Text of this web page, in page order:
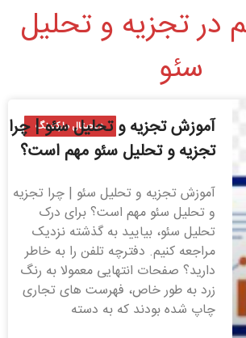
در تجزیه و تحلیل
سئو
دیجیتال مارکتینگ
آموزش تجزیه و تحلیل سئو | چرا
تجزیه و تحلیل سئو مهم است؟
آموزش تجزیه و تحلیل سئو | چرا تجزیه
و تحلیل سئو مهم است؟ برای درک
تحلیل سئو، بیایید به گذشته نزدیک
مراجعه کنیم. دفترچه تلفن را به خاطر
دارید؟ صفحات انتهایی معمولا به رنگ
زرد به طور خاص، فهرست های تجاری
چاپ شده بودند که به دسته